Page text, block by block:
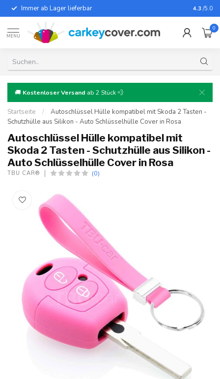
Immer ab Lager lieferbar Für fast
4.3 /5.0
MENU
0
🚚 Kostenloser Versand ab 2 Stück 💨
Startseite /
Autoschlüssel Hülle kompatibel mit Skoda 2 Tasten -
Schutzhülle aus Silikon - Auto Schlüsselhülle Cover in Rosa
Autoschlüssel Hülle kompatibel mit
Skoda 2 Tasten - Schutzhülle aus Silikon -
Auto Schlüsselhülle Cover in Rosa
TBU CAR® (0)